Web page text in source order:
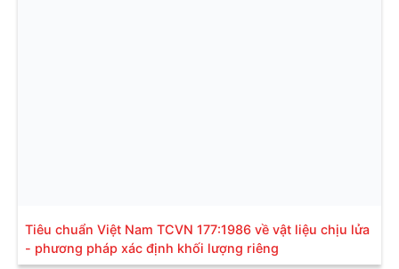
Tiêu chuẩn Việt Nam TCVN 177:1986 về vật liệu chịu lửa
- phương pháp xác định khối lượng riêng